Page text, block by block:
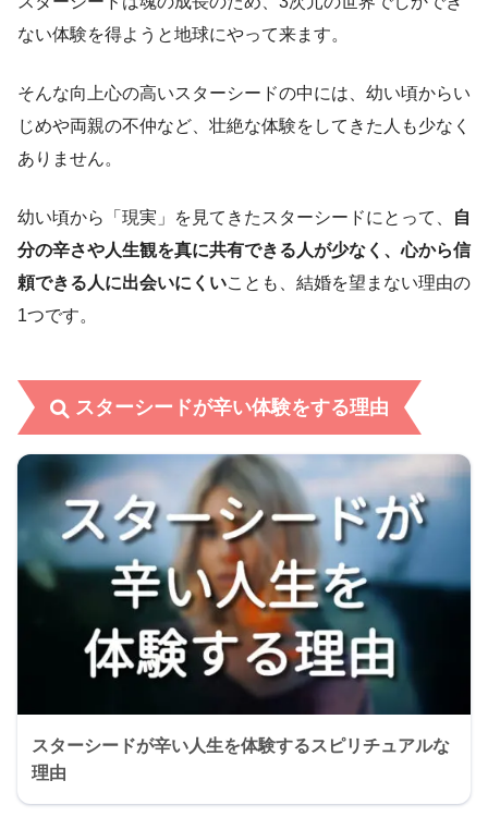
ない体験を得ようと地球にやって来ます。
そんな向上心の高いスターシードの中には、幼い頃からい
じめや両親の不仲など、壮絶な体験をしてきた人も少なく
ありません。
幼い頃から「現実」を見てきたスターシードにとって、
自
分の辛さや人生観を真に共有できる人が少なく、心から信
頼できる人に出会いにくいことも、結婚を望まない理由の
1つです。
スターシードが辛い体験をする理由
スターシードが辛い人生を体験するスピリチュアルな
理由